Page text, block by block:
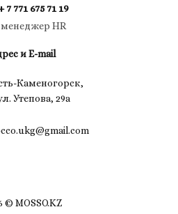
7 771 675 71 19
менеджер HR
и E-mail
Каменогорск,
Утепова, 29а
© MOSSO.KZ